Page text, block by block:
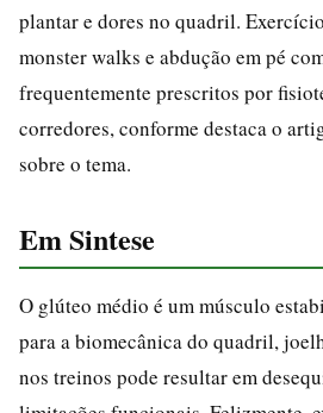
plantar e dores no quadril.
monster walks e abdução em pé
frequentemente prescritos por
corredores, conforme destaca o
sobre o tema.
Em Sintese
O glúteo médio é um músculo
para a biomecânica do quadril,
nos treinos pode resultar em